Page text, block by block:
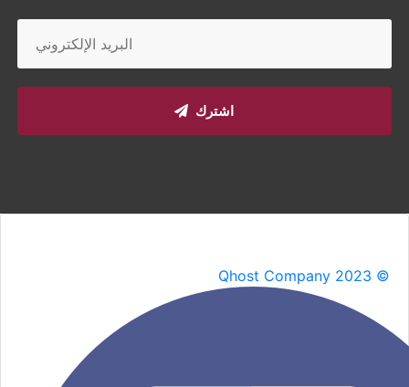
اشترك
Qhost Company 2023 ©